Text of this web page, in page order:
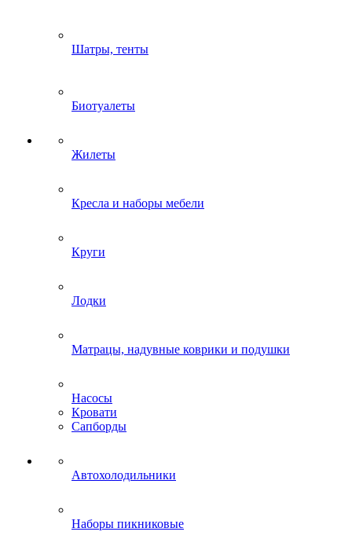
Шатры, тенты
Биотуалеты
Жилеты
Кресла и наборы мебели
Круги
Лодки
Матрацы, надувные коврики и подушки
Насосы
Кровати
Сапборды
Автохолодильники
Наборы пикниковые